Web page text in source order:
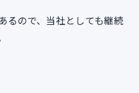
るので、当社としても継続